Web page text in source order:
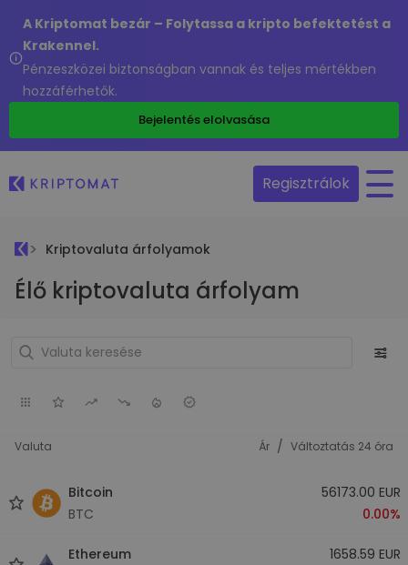
A Kriptomat bezár – Folytassa a kripto befektetést a
Krakennel.
Pénzeszközei biztonságban vannak és teljes mértékben
hozzáférhetők.
Bejelentés elolvasása
Regisztrálok
Kriptovaluta árfolyamok
Élő kriptovaluta árfolyam
Valuta Ár / Változtatás 24 óra
Bitcoin
BTC
56173.00 EUR
0.00%
Ethereum
1658.59 EUR